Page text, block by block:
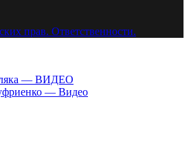
прав. Ответственности.
— ВИДЕО
— Видео